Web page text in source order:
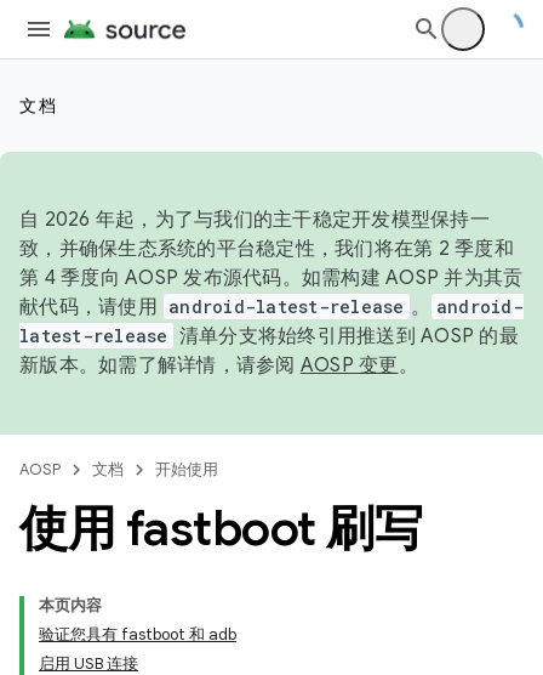
文档
自 2026 年起，为了与我们的主干稳定开发模型保持一
致，并确保生态系统的平台稳定性，我们将在第 2 季度和
第 4 季度向 AOSP 发布源代码。如需构建 AOSP 并为其贡
献代码，请使用 android-latest-release 。
android-
latest-release 清单分支将始终引用推送到 AOSP 的最
新版本。如需了解详情，请参阅 AOSP 变更。
AOSP 文档 开始使用
使用 fastboot 刷写
本页内容
验证您具有 fastboot 和 adb
启用 USB 连接